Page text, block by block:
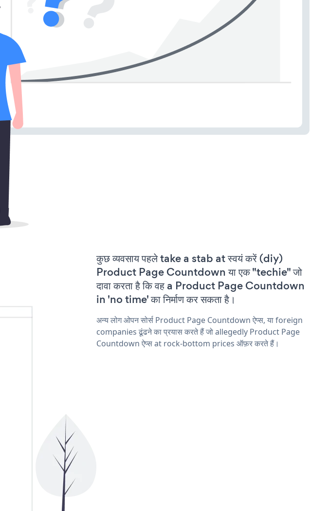
कुछ व्यवसाय पहले take a stab at स्वयं करें (diy)
Product Page Countdown या एक "techie" जो
दावा करता है कि वह a Product Page Countdown
in 'no time' का निर्माण कर सकता है।
अन्य लोग ओपन सोर्स Product Page Countdown ऐप्स, या foreign
companies ढूंढने का प्रयास करते हैं जो allegedly Product Page
Countdown ऐप्स at rock-bottom prices ऑफ़र करते हैं।